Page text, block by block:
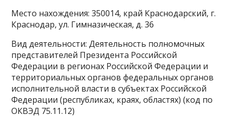
Место нахождения: 350014, край Краснодарский, г.
Краснодар, ул. Гимназическая, д. 36
Вид деятельности: Деятельность полномочных
представителей Президента Российской
Федерации в регионах Российской Федерации и
территориальных органов федеральных органов
исполнительной власти в субъектах Российской
Федерации (республиках, краях, областях) (код по
ОКВЭД 75.11.12)